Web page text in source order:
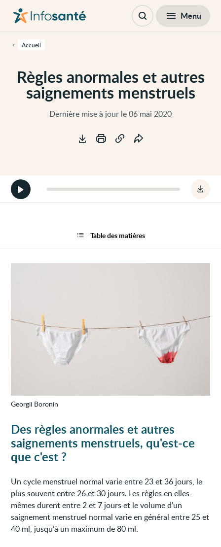
contenu
cette
navigation
principale
Règles anormales et autres
saignements menstruels
Dernière mise à jour le 06 mai 2020
Accueil
principale
Ouvrir Menu
le
autres
Démarrer
la
version
Georgii Boronin
Des règles anormales et autres
saignements menstruels, qu'est-ce
que c'est ?
Un cycle menstruel normal varie entre 23 et 36 jours, le
plus souvent entre 26 et 30 jours. Les règles en elles-
mêmes durent entre 2 et 7 jours et le volume d’un
saignement menstruel normal varie en général entre 25 et
40 ml, jusqu’à un maximum de 80 ml.
Table des matières
Table des matières Fermer